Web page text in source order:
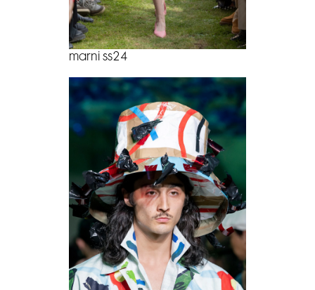
marni ss24